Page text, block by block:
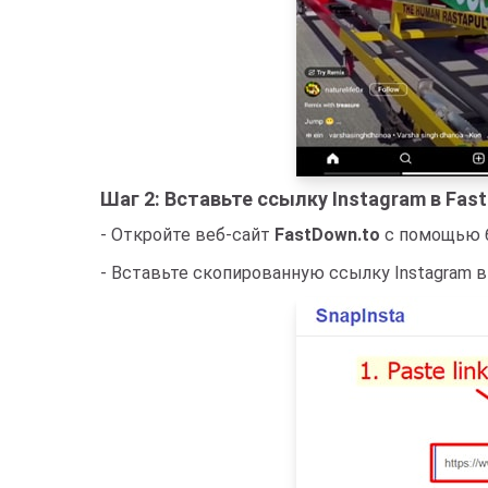
Шаг 2: Вставьте ссылку Instagram в
- Откройте веб-сайт FastDown.to с помощью
- Вставьте скопированную ссылку Instagram